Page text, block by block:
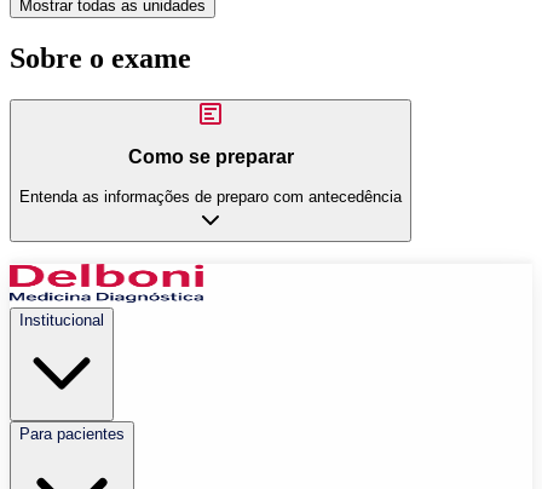
Mostrar todas as unidades
Sobre o exame
Como se preparar
Entenda as informações de preparo com antecedência
Institucional
Para pacientes